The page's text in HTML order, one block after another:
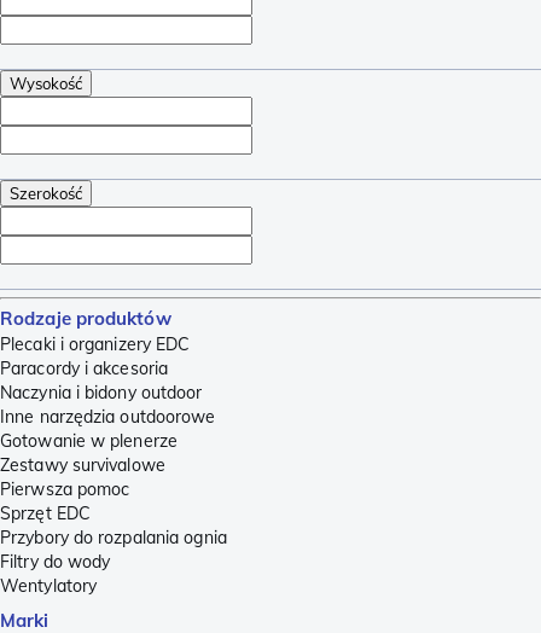
Wysokość
Szerokość
Rodzaje produktów
Plecaki i organizery EDC
Paracordy i akcesoria
Naczynia i bidony outdoor
Inne narzędzia outdoorowe
Gotowanie w plenerze
Zestawy survivalowe
Pierwsza pomoc
Sprzęt EDC
Przybory do rozpalania ognia
Filtry do wody
Wentylatory
Marki